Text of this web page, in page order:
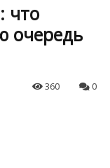
что
очередь
360 0